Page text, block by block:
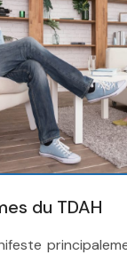
du TDAH